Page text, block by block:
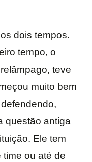
dois tempos.
tempo, o
teve
muito bem
questão antiga
Ele tem
ou até de